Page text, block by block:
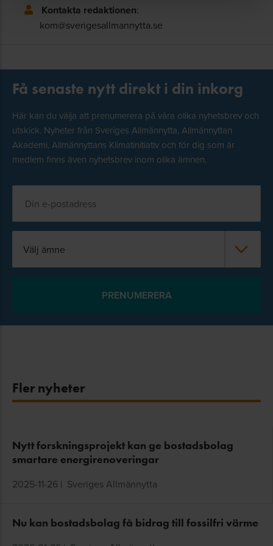
Kontakta redaktionen:
kom@sverigesallmannytta.se
Få senaste nytt direkt i din inkorg
Här kan du välja att prenumerera på våra olika nyhetsbrev och
utskick. Nyheter från Sveriges Allmännytta, Allmännyttan
Akademi, Allmännyttans Klimatinitiativ och för dig som är
medlem finns även nyhetsbrev inom olika ämnen.
Välj ämne
Fler nyheter
Nytt forskningsprojekt kan ge bostadsbolag
smartare energirenoveringar
2025-11-26 | Sveriges Allmännytta
Nu kan bostadsbolag få bidrag till fossilfri värme